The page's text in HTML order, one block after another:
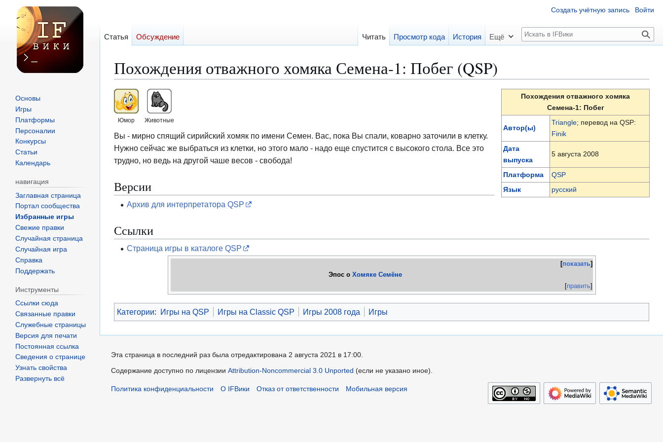
Похождения отважного хомяка Семена-1: Побег (QSP)
Перейти
к
навигации
Перейти
к
поиску
Похождения отважного хомяка
Семена-1: Побег
Автор(ы)
Triangle; перевод на QSP:
Finik
Дата
выпуска
5 августа 2008
Платформа
QSP
Язык
русский
Юмор Животные
Вы - мирно спящий сирийский хомяк по имени Семен. Вас, пока Вы спали, коварно заточили в клетку.
Нужно сейчас же выбраться из клетки, но этого мало - надо еще спустится с высокого стола. Все это
трудно, но ведь на другой чаше весов - свобода!
Версии
Архив для интерпретатора QSP
Ссылки
Страница игры в каталоге QSP
Эпос о Хомяке Семёне
показать
[править]
Категории: Игры на QSP Игры на Classic QSP Игры 2008 года Игры
Создать учётную запись Войти
Статья Обсуждение Читать Просмотр кода История Ещё
П
о
к
Основы
Игры
Платформы
Персоналии
Конкурсы
Статьи
Календарь
навигация
Заглавная страница
Портал сообщества
Избранные игры
Свежие правки
Случайная страница
Случайная игра
Справка
Поддержать
Инструменты
Ссылки сюда
Связанные правки
Служебные страницы
Версия для печати
Постоянная ссылка
Сведения о странице
Узнать свойства
Развернуть всё
Эта страница в последний раз была отредактирована 2 августа 2021 в 17:00.
Содержание доступно по лицензииAttribution-Noncommercial 3.0 Unported (если не указано иное).
Политика конфиденциальности О IFВики Отказ от ответственности Мобильная версия